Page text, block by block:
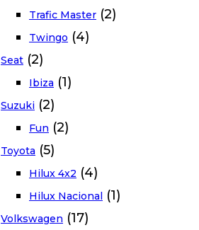
Trafic Master (2)
Twingo (4)
Seat (2)
Ibiza (1)
Suzuki (2)
Fun (2)
Toyota (5)
Hilux 4x2 (4)
Hilux Nacional (1)
Volkswagen (17)